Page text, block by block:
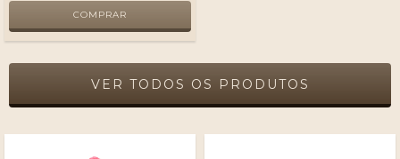
VER TODOS OS PRODUTOS